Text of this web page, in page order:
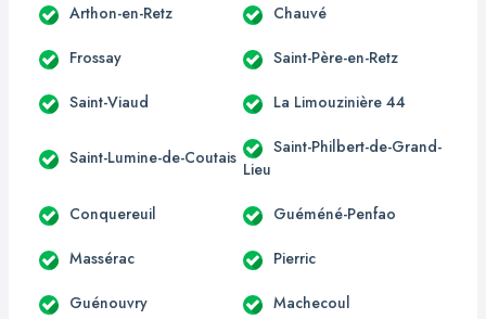
Arthon-en-Retz Chauvé
Frossay Saint-Père-en-Retz
Saint-Viaud La Limouzinière 44
Saint-Lumine-de-Coutais
Saint-Philbert-de-Grand-
Lieu
Conquereuil Guéméné-Penfao
Massérac Pierric
Guénouvry Machecoul